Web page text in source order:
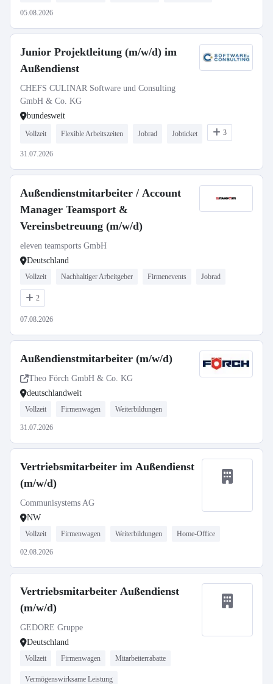
05.08.2026
Junior Projektleitung (m/w/d) im
Außendienst
CHEFS CULINAR Software und Consulting
GmbH & Co. KG
bundesweit
Vollzeit Flexible Arbeitszeiten Jobrad Jobticket 3
31.07.2026
Außendienstmitarbeiter / Account
Manager Teamsport &
Vereinsbetreuung (m/w/d)
eleven teamsports GmbH
Deutschland
Vollzeit Nachhaltiger Arbeitgeber Firmenevents Jobrad
2
07.08.2026
Außendienstmitarbeiter (m/w/d)
Theo Förch GmbH & Co. KG
deutschlandweit
Vollzeit Firmenwagen Weiterbildungen
31.07.2026
Vertriebsmitarbeiter im Außendienst
(m/w/d)
Communisystems AG
NW
Vollzeit Firmenwagen Weiterbildungen Home-Office
02.08.2026
Vertriebsmitarbeiter Außendienst
(m/w/d)
GEDORE Gruppe
Deutschland
Vollzeit Firmenwagen Mitarbeiterrabatte
Vermögenswirksame Leistung